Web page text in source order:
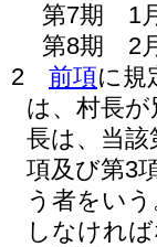
第7期 1
第8期 2
2
前項に規
は、村長
長は、当該
項及び第3
う者をい
しなけれ